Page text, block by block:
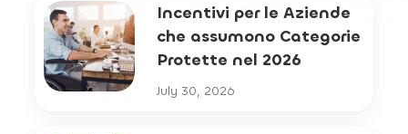
Incentivi per le Aziende
che assumono Categorie
Protette nel 2026
July 30, 2026